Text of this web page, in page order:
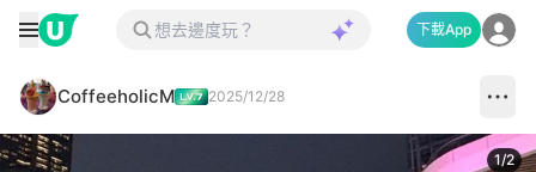
下載App
CoffeeholicM 2025/12/28
1/2